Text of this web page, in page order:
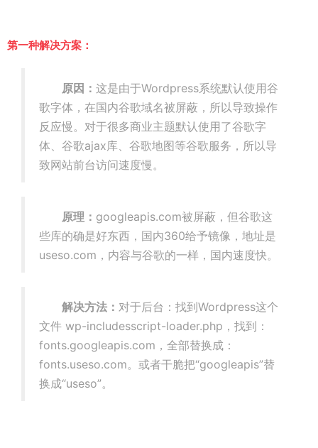
第一种解决方案：
原因： 这是由于Wordpress系统默认使用谷
歌字体，在国内谷歌域名被屏蔽，所以导致操作
反应慢。对于很多商业主题默认使用了谷歌字
体、谷歌ajax库、谷歌地图等谷歌服务，所以导
致网站前台访问速度慢。
原理： googleapis.com被屏蔽，但谷歌这
些库的确是好东西，国内360给予镜像，地址是
useso.com，内容与谷歌的一样，国内速度快。
解决方法： 对于后台：找到Wordpress这个
文件 wp-includesscript-loader.php，找到：
fonts.googleapis.com，全部替换成：
fonts.useso.com。或者干脆把“googleapis”替
换成“useso”。